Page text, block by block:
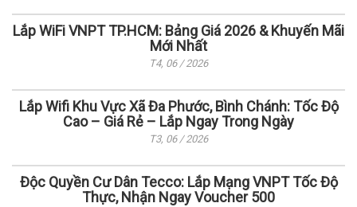
Lắp WiFi VNPT TP.HCM: Bảng Giá 2026 & Khuyến Mãi
Mới Nhất
T4, 06 / 2026
Lắp Wifi Khu Vực Xã Đa Phước, Bình Chánh: Tốc Độ
Cao – Giá Rẻ – Lắp Ngay Trong Ngày
T3, 06 / 2026
Độc Quyền Cư Dân Tecco: Lắp Mạng VNPT Tốc Độ
Thực, Nhận Ngay Voucher 500